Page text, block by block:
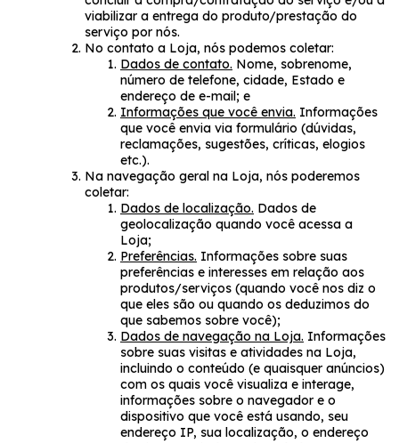
viabilizar a entrega do produto/prestação do
serviço por nós.
No contato a Loja, nós podemos coletar:
Dados de contato. Nome, sobrenome,
número de telefone, cidade, Estado e
endereço de e-mail; e
Informações que você envia. Informações
que você envia via formulário (dúvidas,
reclamações, sugestões, críticas, elogios
etc.).
Na navegação geral na Loja, nós poderemos
coletar:
Dados de localização. Dados de
geolocalização quando você acessa a
Loja;
Preferências. Informações sobre suas
preferências e interesses em relação aos
produtos/serviços (quando você nos diz o
que eles são ou quando os deduzimos do
que sabemos sobre você);
Dados de navegação na Loja. Informações
sobre suas visitas e atividades na Loja,
incluindo o conteúdo (e quaisquer anúncios)
com os quais você visualiza e interage,
informações sobre o navegador e o
dispositivo que você está usando, seu
endereço IP, sua localização, o endereço